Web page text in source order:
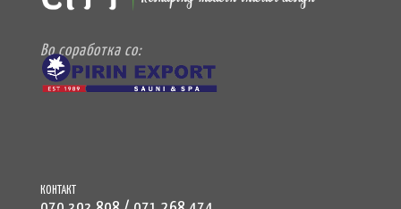
Во соработка со:
КОНТАКТ